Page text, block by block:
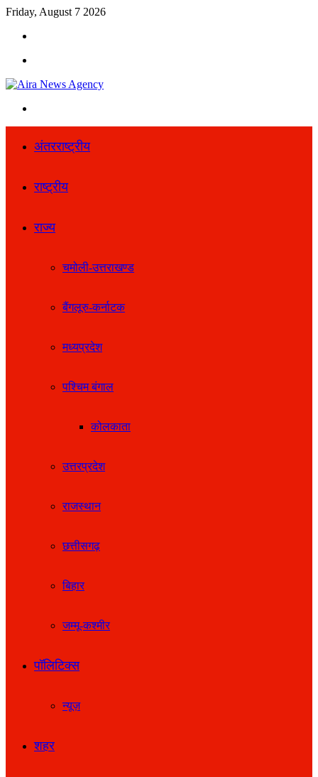
Friday, August 7 2026
अंतरराष्ट्रीय
राष्ट्रीय
राज्य
चमोली-उत्तराखण्ड
बैंगलूरु-कर्नाटक
मध्यप्रदेश
पश्चिम बंगाल
कोलकाता
उत्तरप्रदेश
राजस्थान
छत्तीसगढ़
बिहार
जम्मू-कश्मीर
पॉलिटिक्स
न्यूज़
शहर